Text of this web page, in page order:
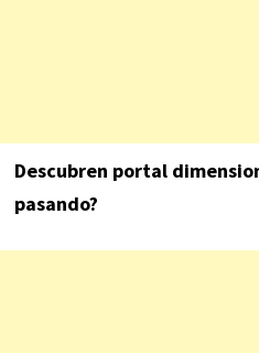
Descubren portal
pasando?